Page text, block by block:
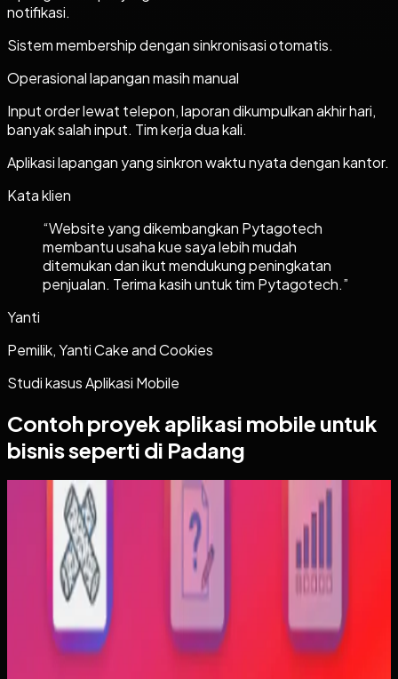
notifikasi.
Sistem membership dengan sinkronisasi otomatis.
Operasional lapangan masih manual
Input order lewat telepon, laporan dikumpulkan akhir hari,
banyak salah input. Tim kerja dua kali.
Aplikasi lapangan yang sinkron waktu nyata dengan kantor.
Kata klien
“Website yang dikembangkan Pytagotech
membantu usaha kue saya lebih mudah
ditemukan dan ikut mendukung peningkatan
penjualan. Terima kasih untuk tim Pytagotech.”
Yanti
Pemilik, Yanti Cake and Cookies
Studi kasusAplikasi Mobile
Contoh proyek aplikasi mobile untuk
bisnis seperti di Padang
Aplikasi Mobile
Trajectfika
Trajectfika
Sebelumnya
Mahasiswa sering kesulitan menghubungkan persamaan
matematis dengan perilaku fisik yang sebenarnya,